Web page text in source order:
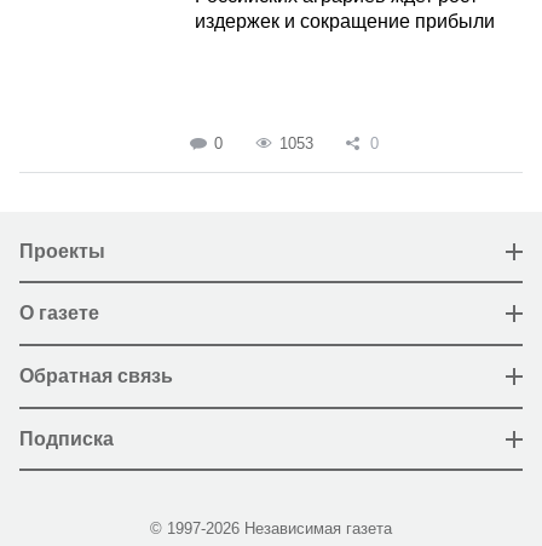
издержек и сокращение прибыли
0 1053 0
Проекты
О газете
Обратная связь
Подписка
© 1997-2026 Независимая газета